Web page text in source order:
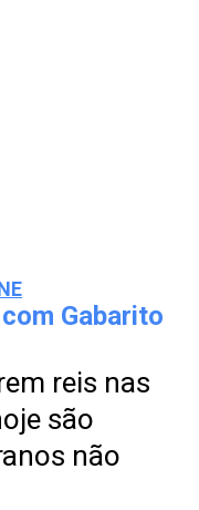
Gabarito
reis nas
são
não